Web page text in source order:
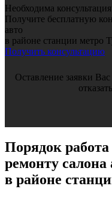
Необходима
Получите бесплатную
авто
в районе станции метро
Получить консультацию
Оставление заявки
Порядок
ремонту салона
в районе